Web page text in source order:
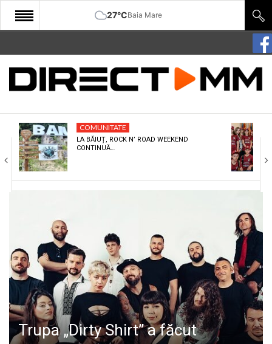
27°CBaia Mare
START
COMUNITATE
CULTURA
ECONOMIE
SANATATE
SPECIAL
POLITIC
LIFE
COMUNITATE
LA BĂIUȚ, ROCK N’ ROAD WEEKEND
CONTINUĂ…
Trupa „Dirty Shirt” a făcut